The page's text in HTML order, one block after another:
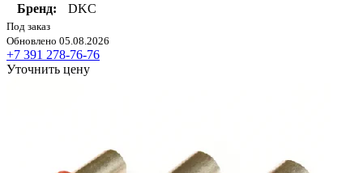
Бренд:
DKC
Под заказ
Обновлено 05.08.2026
+7 391 278-76-76
Уточнить цену